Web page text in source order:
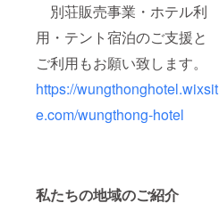
別荘販売事業・ホテル利
用・テント宿泊のご支援と
ご利用もお願い致します。
https://wungthonghotel.wixsit
e.com/wungthong-hotel
私たちの地域のご紹介